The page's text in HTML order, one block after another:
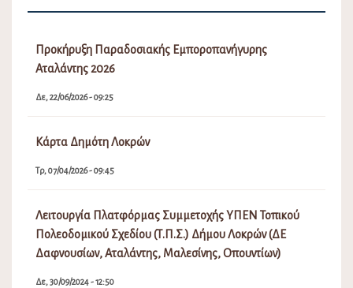
Προκήρυξη Παραδοσιακής Εμποροπανήγυρης
Αταλάντης 2026
Δε, 22/06/2026 - 09:25
Κάρτα Δημότη Λοκρών
Τρ, 07/04/2026 - 09:45
Λειτουργία Πλατφόρμας Συμμετοχής ΥΠΕΝ Τοπικού
Πολεοδομικού Σχεδίου (Τ.Π.Σ.) Δήμου Λοκρών (ΔΕ
Δαφνουσίων, Αταλάντης, Μαλεσίνης, Οπουντίων)
Δε, 30/09/2024 - 12:50